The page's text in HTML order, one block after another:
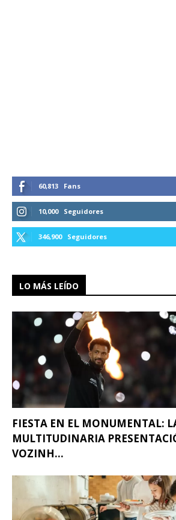
60,813 Fans
10,000 Seguidores
346,900 Seguidores
LO MÁS LEÍDO
FIESTA EN EL MONUMENTAL:
MULTITUDINARIA
VOZINH...